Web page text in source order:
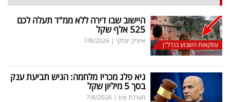
עסקאות השבוע בנדל"ן
היישוב שבו דירה ללא ממ"ד תעלה לכם
525 אלף שקל
איציק יצחקי |
7/8/2026
גיא פלג מכריז מלחמה: הגיש תביעת ענק
בסך 5 מיליון שקל
מערכת ice |
7/8/2026